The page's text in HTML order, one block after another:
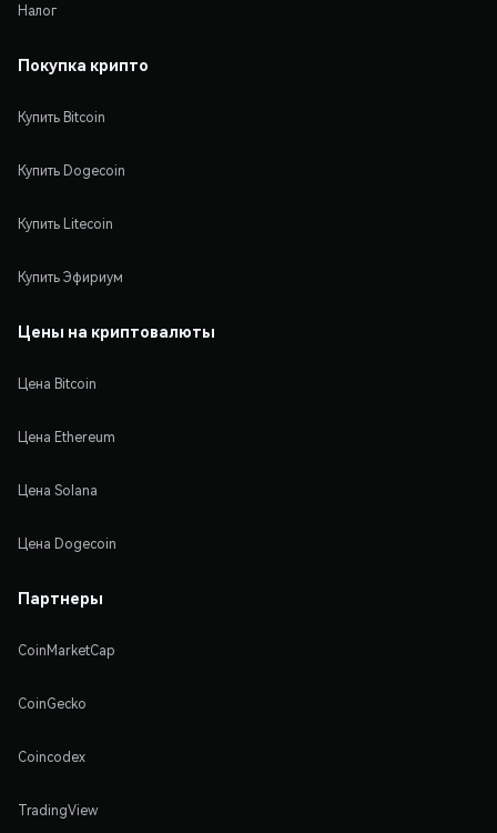
Налог
Покупка крипто
Купить Bitcoin
Купить Dogecoin
Купить Litecoin
Купить Эфириум
Цены на криптовалюты
Цена Bitcoin
Цена Ethereum
Цена Solana
Цена Dogecoin
Партнеры
CoinMarketCap
CoinGecko
Coincodex
TradingView